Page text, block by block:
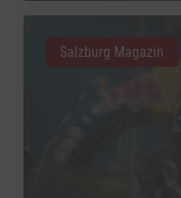
Salzburg Magazin